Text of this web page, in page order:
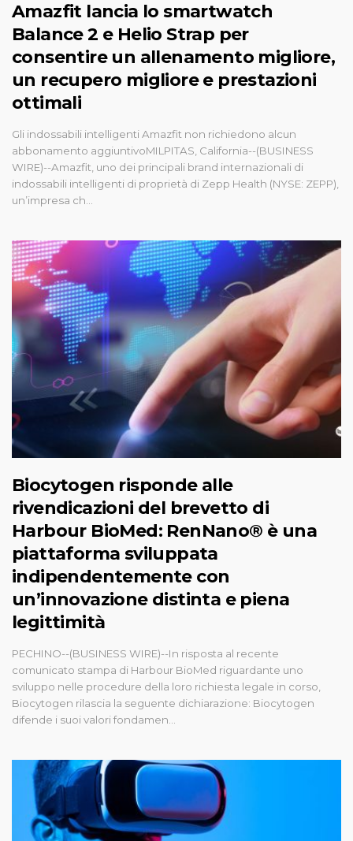
Amazfit lancia lo smartwatch
Balance 2 e Helio Strap per
consentire un allenamento migliore,
un recupero migliore e prestazioni
ottimali
Gli indossabili intelligenti Amazfit non richiedono alcun
abbonamento aggiuntivoMILPITAS, California--(BUSINESS
WIRE)--Amazfit, uno dei principali brand internazionali di
indossabili intelligenti di proprietà di Zepp Health (NYSE: ZEPP),
un’impresa ch...
Biocytogen risponde alle
rivendicazioni del brevetto di
Harbour BioMed: RenNano® è una
piattaforma sviluppata
indipendentemente con
un’innovazione distinta e piena
legittimità
PECHINO--(BUSINESS WIRE)--In risposta al recente
comunicato stampa di Harbour BioMed riguardante uno
sviluppo nelle procedure della loro richiesta legale in corso,
Biocytogen rilascia la seguente dichiarazione: Biocytogen
difende i suoi valori fondamen...